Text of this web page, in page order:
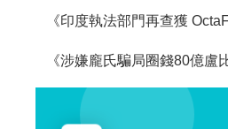
《印度執法部門再查獲
《涉嫌龐氏騙局圈錢80億